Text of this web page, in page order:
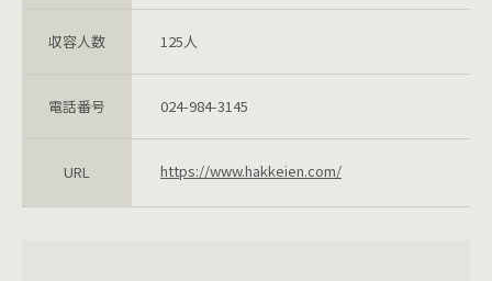
収容人数 125人
電話番号 024-984-3145
URL https://www.hakkeien.com/